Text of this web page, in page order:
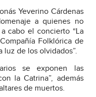
Yeverino Cárdenas
a quienes no
cabo el concierto “La
Folklórica de
luz de los olvidados”.
se exponen las
la Catrina”, además
de muertos.